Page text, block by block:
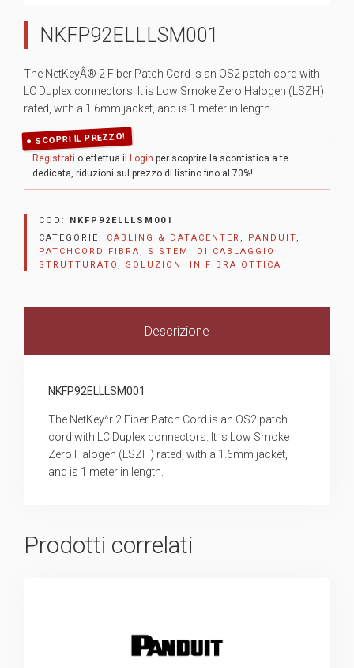
NKFP92ELLLSM001
The NetKeyÂ® 2 Fiber Patch Cord is an OS2 patch cord with
LC Duplex connectors. It is Low Smoke Zero Halogen (LSZH)
rated, with a 1.6mm jacket, and is 1 meter in length.
SCOPRI IL PREZZO!
Registrati o effettua il Login per scoprire la scontistica a te
dedicata, riduzioni sul prezzo di listino fino al 70%!
COD: NKFP92ELLLSM001
CATEGORIE: CABLING & DATACENTER , PANDUIT,
PATCHCORD FIBRA , SISTEMI DI CABLAGGIO
STRUTTURATO , SOLUZIONI IN FIBRA OTTICA
Descrizione
NKFP92ELLLSM001
The NetKey^r 2 Fiber Patch Cord is an OS2 patch
cord with LC Duplex connectors. It is Low Smoke
Zero Halogen (LSZH) rated, with a 1.6mm jacket,
and is 1 meter in length.
Prodotti correlati